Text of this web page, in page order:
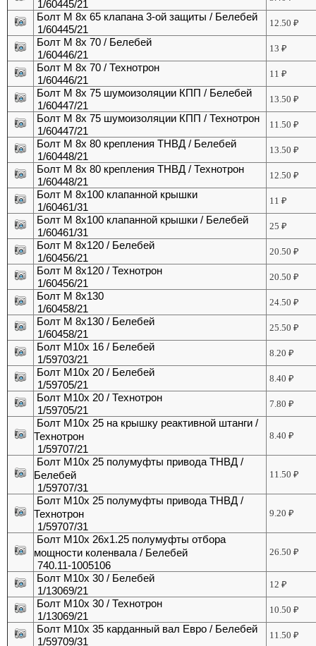
1/60445/21
Болт М 8х 65 клапана 3-ой защиты / Белебей
1/60445/21
12.50₽
Болт М 8х 70 / Белебей
1/60446/21
13₽
Болт М 8х 70 / Технотрон
1/60446/21
11₽
Болт М 8х 75 шумоизоляции КПП / Белебей
1/60447/21
13.50₽
Болт М 8х 75 шумоизоляции КПП / Технотрон
1/60447/21
11.50₽
Болт М 8х 80 крепления ТНВД / Белебей
1/60448/21
13.50₽
Болт М 8х 80 крепления ТНВД / Технотрон
1/60448/21
12.50₽
Болт М 8х100 клапанной крышки
1/60461/31
11₽
Болт М 8х100 клапанной крышки / Белебей
1/60461/31
25₽
Болт М 8х120 / Белебей
1/60456/21
20.50₽
Болт М 8х120 / Технотрон
1/60456/21
20.50₽
Болт М 8х130
1/60458/21
24.50₽
Болт М 8х130 / Белебей
1/60458/21
25.50₽
Болт М10х 16 / Белебей
1/59703/21
8.20₽
Болт М10х 20 / Белебей
1/59705/21
8.40₽
Болт М10х 20 / Технотрон
1/59705/21
7.80₽
Болт М10х 25 на крышку реактивной штанги /
Технотрон
1/59707/21
8.40₽
Болт М10х 25 полумуфты привода ТНВД /
Белебей
1/59707/31
11.50₽
Болт М10х 25 полумуфты привода ТНВД /
Технотрон
1/59707/31
9.20₽
Болт М10х 26х1.25 полумуфты отбора
мощности коленвала / Белебей
740.11-1005106
26.50₽
Болт М10х 30 / Белебей
1/13069/21
12₽
Болт М10х 30 / Технотрон
1/13069/21
10.50₽
Болт М10х 35 карданный вал Евро / Белебей
1/59709/31
11.50₽